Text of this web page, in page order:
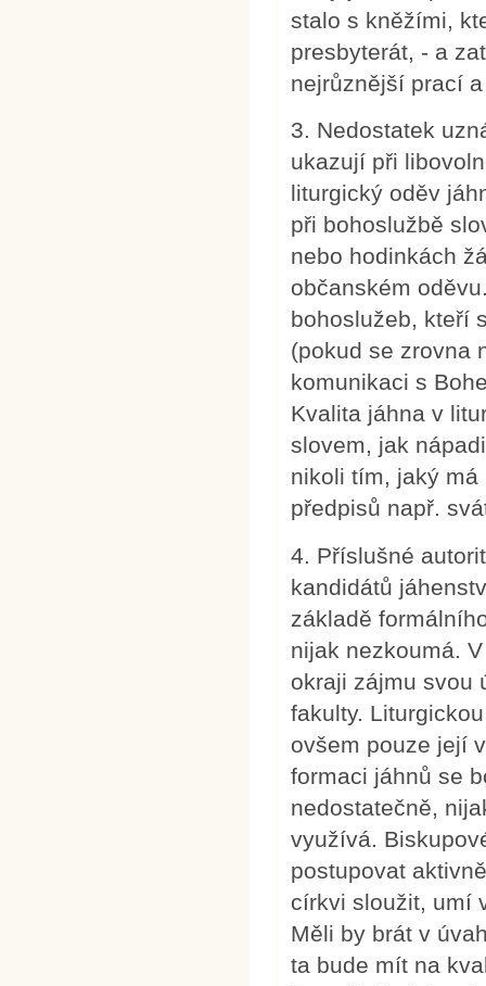
stalo s kněžími,
presbyterát, - a
nejrůznější prací
3. Nedostatek
ukazují při
liturgický oděv
při bohoslužbě
nebo hodinkách
občanském
bohoslužeb, kteří
(pokud se zrovna
komunikaci s
Kvalita jáhna v
slovem, jak
nikoli tím, jaký
předpisů např.
4. Příslušné
kandidátů
základě
nijak nezkoumá.
okraji zájmu svou
fakulty.
ovšem pouze její
formaci jáhnů se
nedostatečně,
využívá.
postupovat
církvi sloužit, umí
Měli by brát v
ta bude mít na